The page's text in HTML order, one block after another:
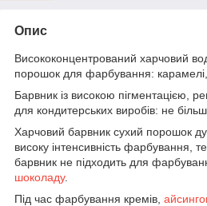
Опис
Висококонцентрований харчовий
порошок для фарбування: карамелі,
Барвник із високою пігментацією,
для кондитерських виробів: не
Харчовий барвник сухий порошок
високу інтенсивність фарбування,
барвник не підходить для
шоколаду.
Під час фарбування кремів,